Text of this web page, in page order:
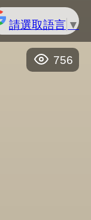
請選取語言 ▼
756